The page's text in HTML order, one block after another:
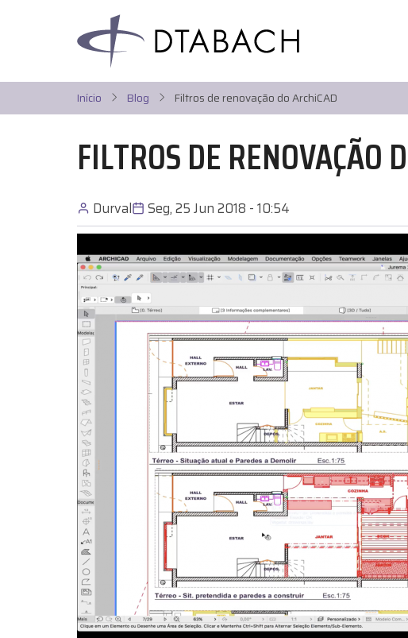
conteúdo
Início Blog Filtros de renovação do ArchiCAD
FILTROS DE RENOVAÇÃO
Durval Seg, 25 Jun 2018 - 10:54